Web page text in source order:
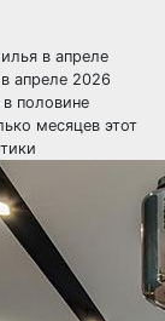
в апреле
апреле 2026
половине
месяцев этот